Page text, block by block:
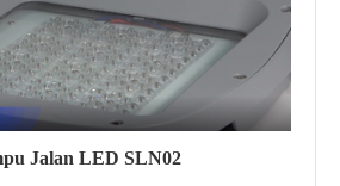
Jalan LED SLN02